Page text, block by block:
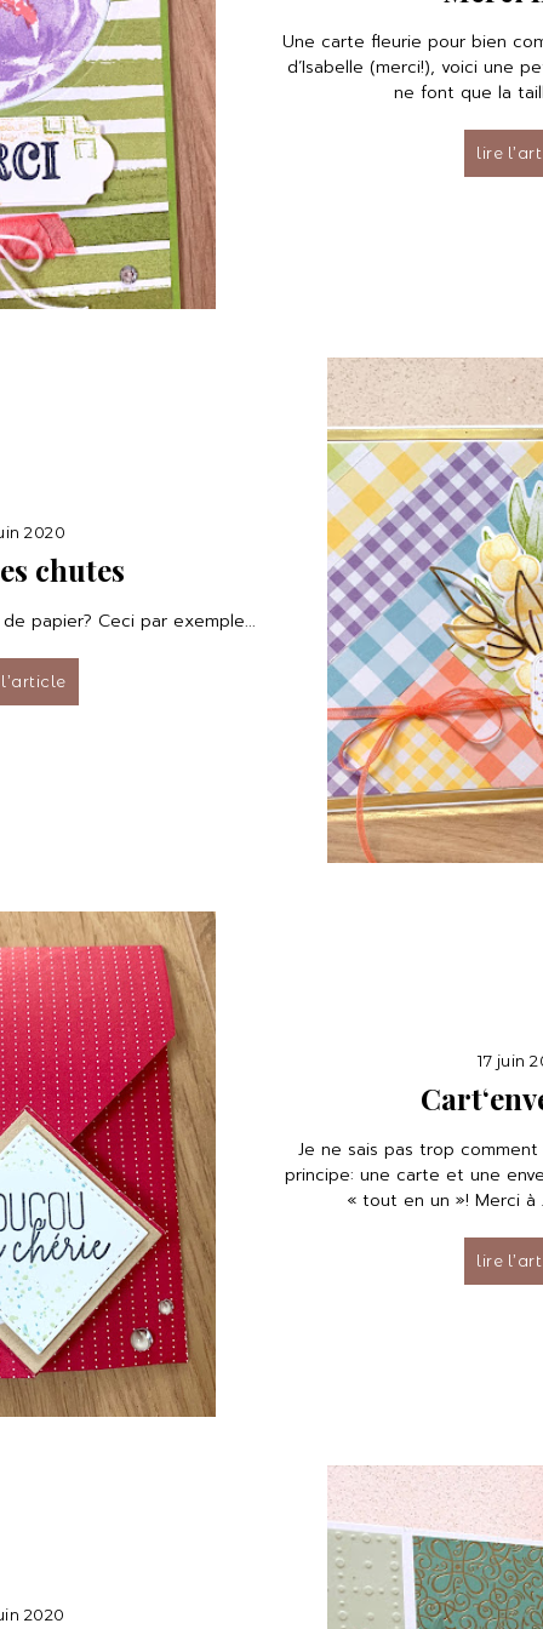
Une carte fleurie pour bien
d’Isabelle (merci!), voici une
ne font que la
lire
2020
chutes
papier? Ceci par exemple...
17 juin
Je ne sais pas trop comment
principe: une carte et une
« tout en un »! Merci à
lire
2020